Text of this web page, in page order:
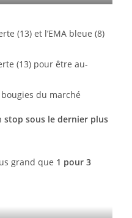
(13) et l’EMA bleue (8)
(13) pour être au-
bougies du marché
stop sous le dernier plus
grand que 1 pour 3